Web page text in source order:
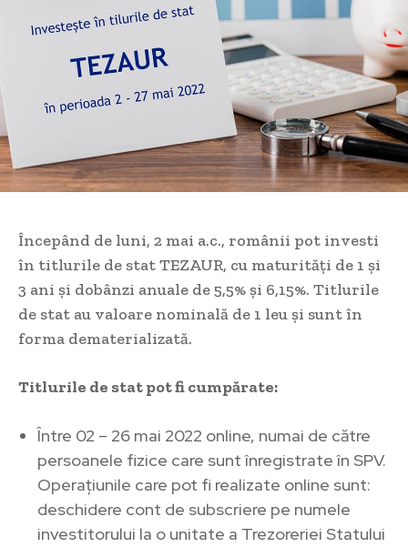
Începând de luni, 2 mai a.c., românii pot investi
în titlurile de stat TEZAUR, cu maturități de 1 și
3 ani și dobânzi anuale de 5,5% și 6,15%. Titlurile
de stat au valoare nominală de 1 leu și sunt în
forma dematerializată.
Titlurile de stat pot fi cumpărate:
Între 02 – 26 mai 2022 online, numai de către
persoanele fizice care sunt înregistrate în SPV.
Operațiunile care pot fi realizate online sunt:
deschidere cont de subscriere pe numele
investitorului la o unitate a Trezoreriei Statului